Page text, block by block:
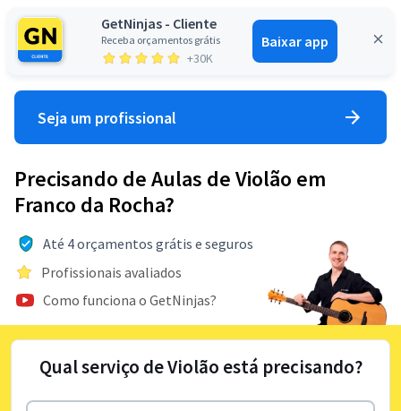
GetNinjas - Cliente
Receba orçamentos grátis
+30K
Baixar app
Entrar
Seja um profissional
Precisando de Aulas de Violão em
Franco da Rocha?
Até 4 orçamentos grátis e seguros
Profissionais avaliados
Como funciona o GetNinjas?
Qual serviço de Violão está precisando?